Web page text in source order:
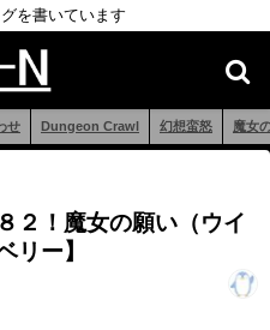
を書いています
せ Dungeon Crawl 幻想蛮怒 魔女
２！魔女の願い（ウイ
リー】